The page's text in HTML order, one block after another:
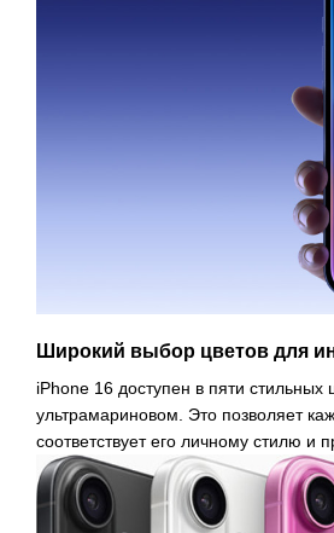
Широкий выбор цветов для
iPhone 16 доступен в пяти
ультрамариновом. Это позволяет
соответствует его личному стилю и